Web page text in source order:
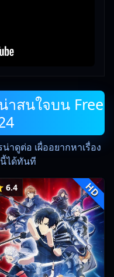
สนใจบน Free
าดูต่อ เผื่ออยากหาเรื่อง
ได้ทันที
6.4 HD